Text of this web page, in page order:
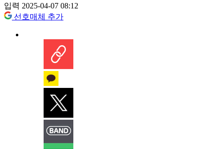
입력 2025-04-07 08:12
선호매체 추가